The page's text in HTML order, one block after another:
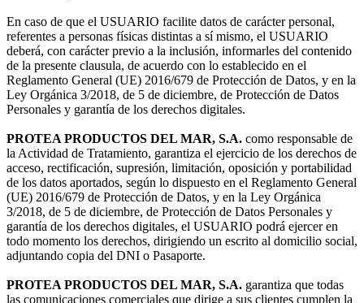
En caso de que el USUARIO facilite datos de carácter personal,
referentes a personas físicas distintas a sí mismo, el USUARIO
deberá, con carácter previo a la inclusión, informarles del contenido
de la presente clausula, de acuerdo con lo establecido en el
Reglamento General (UE) 2016/679 de Protección de Datos, y en la
Ley Orgánica 3/2018, de 5 de diciembre, de Protección de Datos
Personales y garantía de los derechos digitales.
PROTEA PRODUCTOS DEL MAR, S.A. como responsable de
la Actividad de Tratamiento, garantiza el ejercicio de los derechos de
acceso, rectificación, supresión, limitación, oposición y portabilidad
de los datos aportados, según lo dispuesto en el Reglamento General
(UE) 2016/679 de Protección de Datos, y en la Ley Orgánica
3/2018, de 5 de diciembre, de Protección de Datos Personales y
garantía de los derechos digitales, el USUARIO podrá ejercer en
todo momento los derechos, dirigiendo un escrito al domicilio social,
adjuntando copia del DNI o Pasaporte.
PROTEA PRODUCTOS DEL MAR, S.A. garantiza que todas
las comunicaciones comerciales que dirige a sus clientes cumplen la